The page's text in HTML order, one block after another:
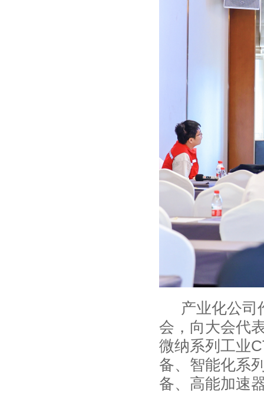
产业化公司
会，向大会代
微纳系列工业
备、智能化系
备、高能加速